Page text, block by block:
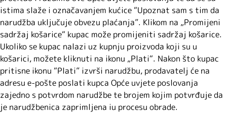
istima slaže i označavanjem kućice “Upoznat sam s tim da
narudžba uključuje obvezu plaćanja”. Klikom na „Promijeni
sadržaj košarice“ kupac može promijeniti sadržaj košarice.
Ukoliko se kupac nalazi uz kupnju proizvoda koji su u
košarici, možete kliknuti na ikonu „Plati“. Nakon što kupac
pritisne ikonu “Plati” izvrši narudžbu, prodavatelj će na
adresu e-pošte poslati kupca Opće uvjete poslovanja
zajedno s potvrdom narudžbe te brojem kojim potvrđuje da
je narudžbenica zaprimljena iu procesu obrade.